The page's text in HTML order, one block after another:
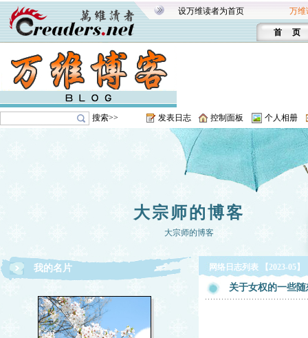
设万维读者为首页 万维
首 页
搜索>> 发表日志 控制面板 个人相册
大宗师的博客
大宗师的博客
我的名片 网络日志列表 【2023-05】
关于女权的一些随